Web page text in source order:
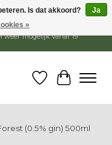
open. Bestellingen
mogelijk vanaf 19
Verlanglijst
(0.5% gin) 500ml
Is dat akkoord?
Ja
»